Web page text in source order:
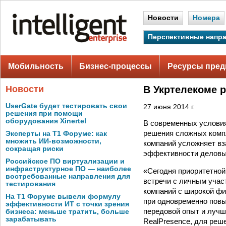
Новости Номера
Перспективные
Мобильность Бизнес-процессы Ресурсы
Новости
UserGate будет тестировать свои
решения при помощи
оборудования Xinertel
Эксперты на Т1 Форуме: как
множить ИИ-возможности,
сокращая риски
Российское ПО виртуализации и
инфраструктурное ПО — наиболее
востребованные направления для
тестирования
На Т1 Форуме вывели формулу
эффективности ИТ с точки зрения
бизнеса: меньше тратить, больше
зарабатывать
В Укртелекоме
27 июня 2014 г.
В современных
решения сложных
компаний усложняет
эффективности
«Сегодня
встречи с личным
компаний с широкой
при одновременно
передовой опыт и
RealPresence, для